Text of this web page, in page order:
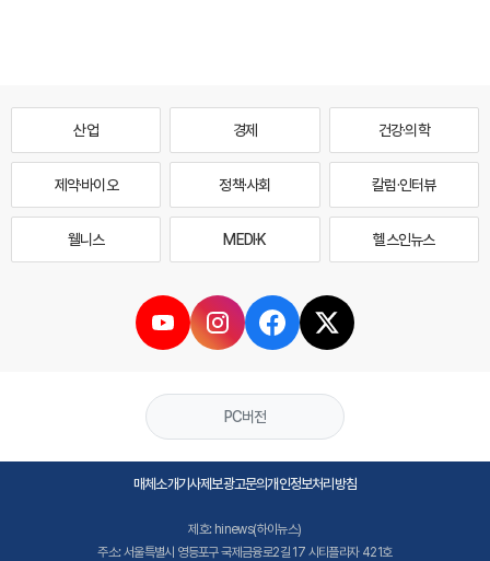
산업 경제 건강·의학
제약·바이오 정책·사회 칼럼·인터뷰
웰니스 MEDI·K 헬스인뉴스
PC버전
매체소개기사제보광고문의개인정보처리방침
제호: hinews(하이뉴스)
주소: 서울특별시 영등포구 국제금융로2길 17 시티플라자 421호